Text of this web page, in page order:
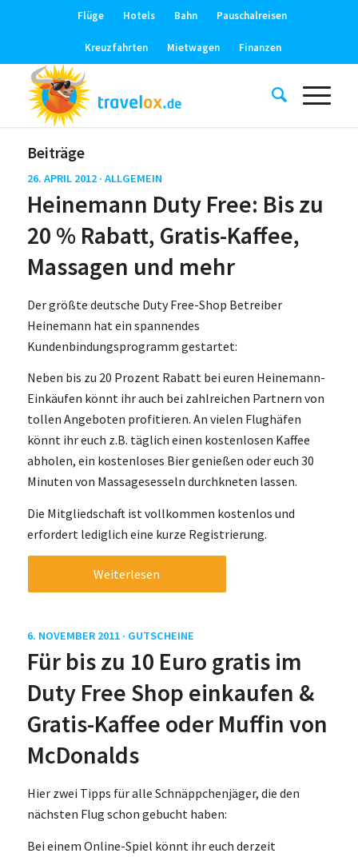
Flüge Hotels Bahn Pauschalreisen
Kreuzfahrten Mietwagen Finanzen
Beiträge
26. APRIL 2012 · ALLGEMEIN
Heinemann Duty Free: Bis zu
20 % Rabatt, Gratis-Kaffee,
Massagen und mehr
Der größte deutsche Duty Free-Shop Betreiber
Heinemann hat ein spannendes
Kundenbindungsprogramm gestartet:
Neben bis zu 20 Prozent Rabatt bei euren Heinemann-
Einkäufen könnt ihr auch bei zahlreichen Partnern von
tollen Angeboten profitieren. An vielen Flughäfen
könnt ihr euch z.B. täglich einen kostenlosen Kaffee
abholen, ein kostenloses Bier genießen oder euch 30
Minuten von Massagesesseln durchkneten lassen.
Die Mitgliedschaft ist vollkommen kostenlos und
erfordert lediglich eine kurze Registrierung.
Weiterlesen
6. NOVEMBER 2011 · GUTSCHEINE
Für bis zu 10 Euro gratis im
Duty Free Shop einkaufen &
Gratis-Kaffee oder Muffin von
McDonalds
Hier zwei Tipps für alle Schnäppchenjäger, die den
nächsten Flug schon gebucht haben:
Bei einem Online-Spiel könnt ihr euch derzeit